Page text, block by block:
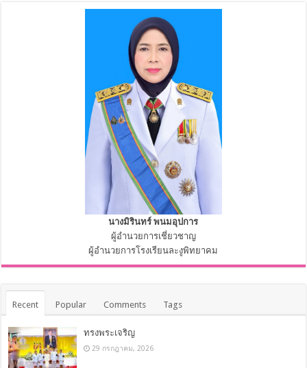
นางมิรินทร์ พนมอุปการ
ผู้อำนวยการเชี่ยวชาญ
ผู้อำนวยการโรงเรียนละงูพิทยาคม
Recent Popular Comments Tags
ทรงพระเจริญ
29 กรกฎาคม, 2026